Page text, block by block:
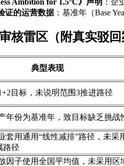
证的运营数据：基准年（Base
核雷区（附真实驳回
典型表现
目标，未说明范围3推进路径
年份为基准年，致目标缺乏挑战
套用通用“线性减排”路径，未采
路径
因子使用全国平均值，未采用区